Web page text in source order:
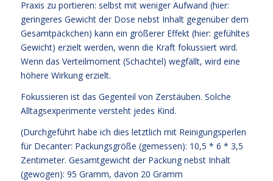
Praxis zu portieren: selbst mit weniger Aufwand (hier:
geringeres Gewicht der Dose nebst Inhalt gegenüber dem
Gesamtpäckchen) kann ein größerer Effekt (hier: gefühltes
Gewicht) erzielt werden, wenn die Kraft fokussiert wird.
Wenn das Verteilmoment (Schachtel) wegfällt, wird eine
höhere Wirkung erzielt.
Fokussieren ist das Gegenteil von Zerstäuben. Solche
Alltagsexperimente versteht jedes Kind.
(Durchgeführt habe ich dies letztlich mit Reinigungsperlen
für Decanter: Packungsgröße (gemessen): 10,5 * 6 * 3,5
Zentimeter. Gesamtgewicht der Packung nebst Inhalt
(gewogen): 95 Gramm, davon 20 Gramm